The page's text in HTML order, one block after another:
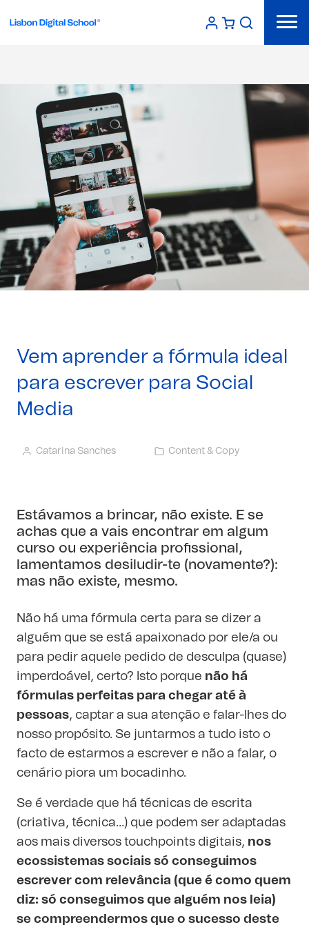
Vem aprender a fórmula ideal
para escrever para Social
Media
Catarina Sanches Content & Copy
Estávamos a brincar, não existe. E se
achas que a vais encontrar em algum
curso ou experiência profissional,
lamentamos desiludir-te (novamente?):
mas não existe, mesmo.
Não há uma fórmula certa para se dizer a
alguém que se está apaixonado por ele/a ou
para pedir aquele pedido de desculpa (quase)
imperdoável, certo? Isto porque não há
fórmulas perfeitas para chegar até à
pessoas, captar a sua atenção e falar-lhes do
nosso propósito. Se juntarmos a tudo isto o
facto de estarmos a escrever e não a falar, o
cenário piora um bocadinho.
Se é verdade que há técnicas de escrita
(criativa, técnica…) que podem ser adaptadas
aos mais diversos touchpoints digitais, nos
ecossistemas sociais só conseguimos
escrever com relevância (que é como quem
diz: só conseguimos que alguém nos leia)
se compreendermos que o sucesso deste